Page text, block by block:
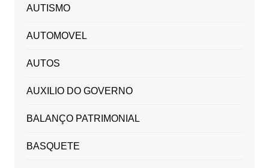
AUTISMO
AUTOMOVEL
AUTOS
AUXILIO DO GOVERNO
BALANÇO PATRIMONIAL
BASQUETE